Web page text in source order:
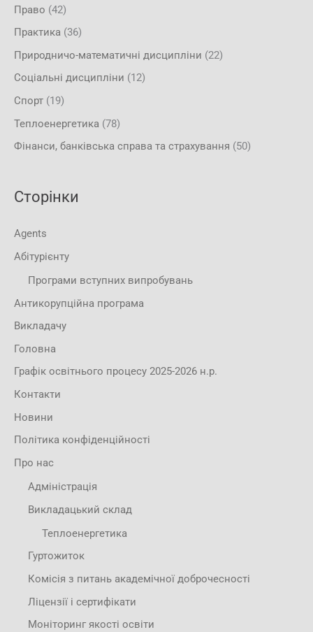
Право (42)
Практика (36)
Природничо-математичні дисципліни (22)
Соціальні дисципліни (12)
Спорт (19)
Теплоенергетика (78)
Фінанси, банківська справа та страхування (50)
Сторінки
Agents
Абітурієнту
Програми вступних випробувань
Антикорупційна програма
Викладачу
Головна
Графік освітнього процесу 2025-2026 н.р.
Контакти
Новини
Політика конфіденційності
Про нас
Адміністрація
Викладацький склад
Теплоенергетика
Гуртожиток
Комісія з питань академічної доброчесності
Ліцензії і сертифікати
Моніторинг якості освіти